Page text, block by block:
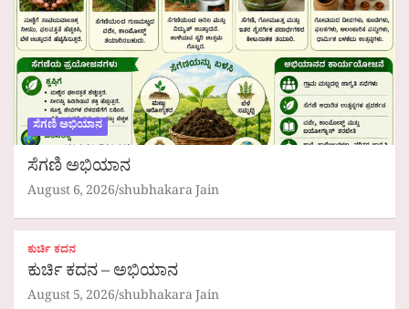
ಸೆಗಣಿ ಅಭಿಯಾನ
ಸೆಗಣಿ ಅಭಿಯಾನ
August 6, 2026 shubhakara Jain
ಕುರ್ಚಿ ಕದನ
ಕುರ್ಚಿ ಕದನ – ಅಭಿಯಾನ
August 5, 2026 shubhakara Jain